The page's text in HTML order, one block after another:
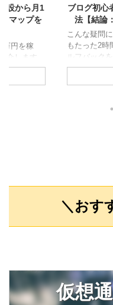
設から月1
マップを
万円を稼
介します。
言う前に
ブログ初心
法【結論
こんな疑問
もたった2
ルフバック
いはカンタ
すが、これ
うぞ～！ 本
＼おす
仮想